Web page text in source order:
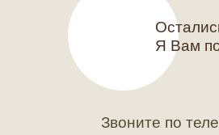
Я Вам
Звоните по